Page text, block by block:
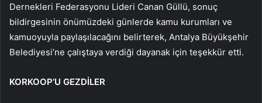
Dernekleri Federasyonu Lideri Canan Güllü, sonuç
bildirgesinin önümüzdeki günlerde kamu kurumları ve
kamuoyuyla paylaşılacağını belirterek, Antalya Büyükşehir
Belediyesi’ne çalıştaya verdiği dayanak için teşekkür etti.
KORKOOP’U GEZDİLER